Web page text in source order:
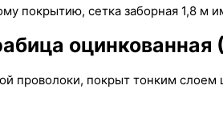
покрытию, сетка заборная 1,8 м
проволоки, покрыт тонким